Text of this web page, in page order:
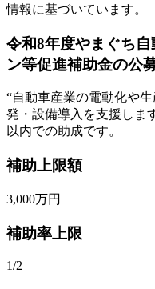
情報に基づいています。
令和8年度やまぐち
ン等促進補助金の公
“自動車産業の電動化や
発・設備導入を支援しま
以内での助成です。
補助上限額
3,000万円
補助率上限
1/2